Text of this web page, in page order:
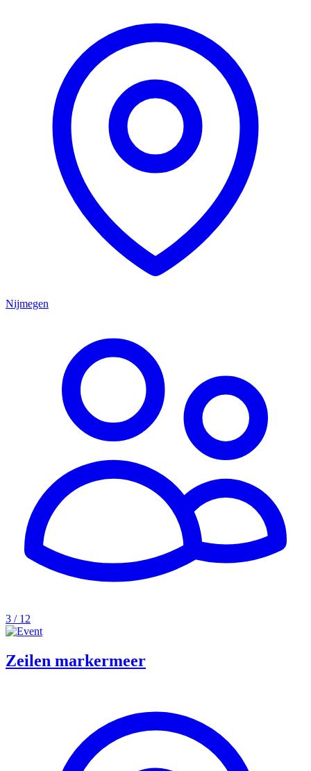
Nijmegen
3 / 12
Zeilen markermeer